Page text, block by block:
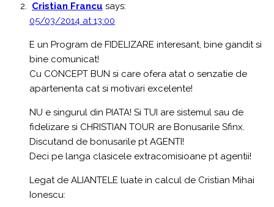
Cristian Francu says:
05/03/2014 at 13:00
E un Program de FIDELIZARE interesant, bine gandit si
bine comunicat!
Cu CONCEPT BUN si care ofera atat o senzatie de
apartenenta cat si motivari excelente!
NU e singurul din PIATA! Si TUI are sistemul sau de
fidelizare si CHRISTIAN TOUR are Bonusarile Sfinx.
Discutand de bonusarile pt AGENTI!
Deci pe langa clasicele extracomisioane pt agentii!
Legat de ALIANTELE luate in calcul de Cristian Mihai
Ionescu: